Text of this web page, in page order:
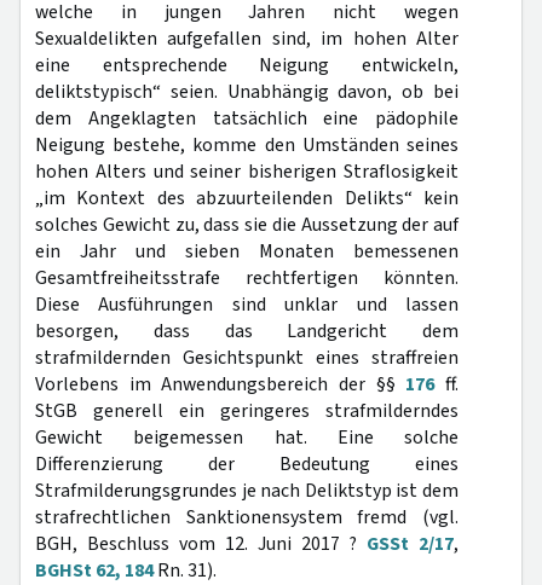
welche in jungen Jahren nicht wegen
Sexualdelikten aufgefallen sind, im hohen Alter
eine entsprechende Neigung entwickeln,
deliktstypisch“ seien. Unabhängig davon, ob bei
dem Angeklagten tatsächlich eine pädophile
Neigung bestehe, komme den Umständen seines
hohen Alters und seiner bisherigen Straflosigkeit
„im Kontext des abzuurteilenden Delikts“ kein
solches Gewicht zu, dass sie die Aussetzung der auf
ein Jahr und sieben Monaten bemessenen
Gesamtfreiheitsstrafe rechtfertigen könnten.
Diese Ausführungen sind unklar und lassen
besorgen, dass das Landgericht dem
strafmildernden Gesichtspunkt eines straffreien
Vorlebens im Anwendungsbereich der §§ 176ff.
StGB generell ein geringeres strafmilderndes
Gewicht beigemessen hat. Eine solche
Differenzierung der Bedeutung eines
Strafmilderungsgrundes je nach Deliktstyp ist dem
strafrechtlichen Sanktionensystem fremd (vgl.
BGH, Beschluss vom 12. Juni 2017 ? GSSt 2/17,
BGHSt 62, 184Rn. 31).